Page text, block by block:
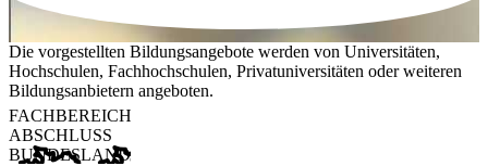
Die vorgestellten Bildungsangebote werden von Universitäten,
Hochschulen, Fachhochschulen, Privatuniversitäten oder weiteren
Bildungsanbietern angeboten.
FACHBEREICH
ABSCHLUSS
BUNDESLAND